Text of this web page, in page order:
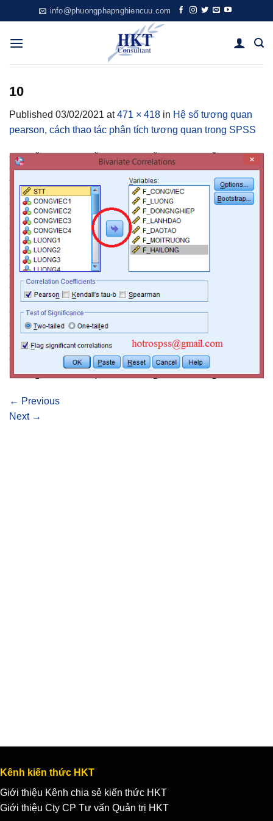
to
content
info@phuongphapnghiencuu.com
10
Published 03/02/2021 at471 × 418 in Hệ số tương quan
pearson, cách thao tác phân tích tương quan trong SPSS
← Previous
Next →
Kênh kiến thức HKT
Giới thiệu Kênh chia sẻ kiến thức HKT
Giới thiệu Cty CP Tư vấn Quản trị HKT